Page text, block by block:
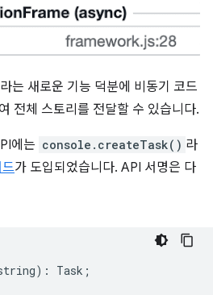
는 새로운 기능 덕분에 비동기 코드
전체 스토리를 전달할 수 있습니다.
에는 console.createTask() 라
가 도입되었습니다. API 서명은 다
) : Task ;